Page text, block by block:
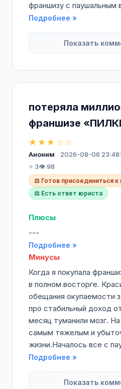
франшизу с паушальным
Подробнее »
Показать
потеряла
франшизе
★★★☆☆
Аноним
2026-08-06
⭐ 3👁️ 98
⚖️ Готов присоединиться к
⚖️ Есть ответ юриста
Плюсы
---
Подробнее »
Минусы
Когда я покупала
в полном восторге.
обещания окупаемости
про стабильный доход
месяц туманили мозг.
самым тяжелым и
жизни.Началось все с
Подробнее »
Показать